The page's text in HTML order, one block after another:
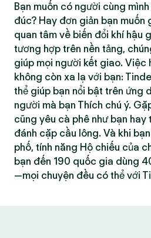
Bạn muốn có người cùng
đúc? Hay đơn giản bạn muốn
quan tâm về biến đổi khí hậu
tương hợp trên nền tảng,
giúp mọi người kết giao. Việc
không còn xa lạ với bạn:
thể giúp bạn nổi bật trên ứng
người mà bạn Thích chú ý.
cũng yêu cà phê như bạn
đánh cặp cầu lông. Và khi
phố, tính năng Hộ chiếu của
bạn đến 190 quốc gia dùng
—mọi chuyện đều có thể với